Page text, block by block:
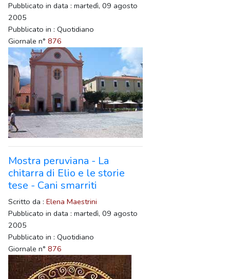
Pubblicato in data : martedì, 09 agosto
2005
Pubblicato in : Quotidiano
Giornale n° 876
Mostra peruviana - La
chitarra di Elio e le storie
tese - Cani smarriti
Scritto da : Elena Maestrini
Pubblicato in data : martedì, 09 agosto
2005
Pubblicato in : Quotidiano
Giornale n° 876